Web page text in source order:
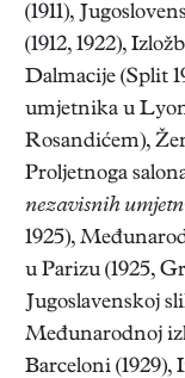
(1911),
(1912, 1922),
Dalmacije (Split
umjetnika u
Rosandićem),
Proljetnoga
nezavisnih
1925),
u Parizu (1925,
Jugoslavenskoj
Međunarodnoj
Barceloni (1929),